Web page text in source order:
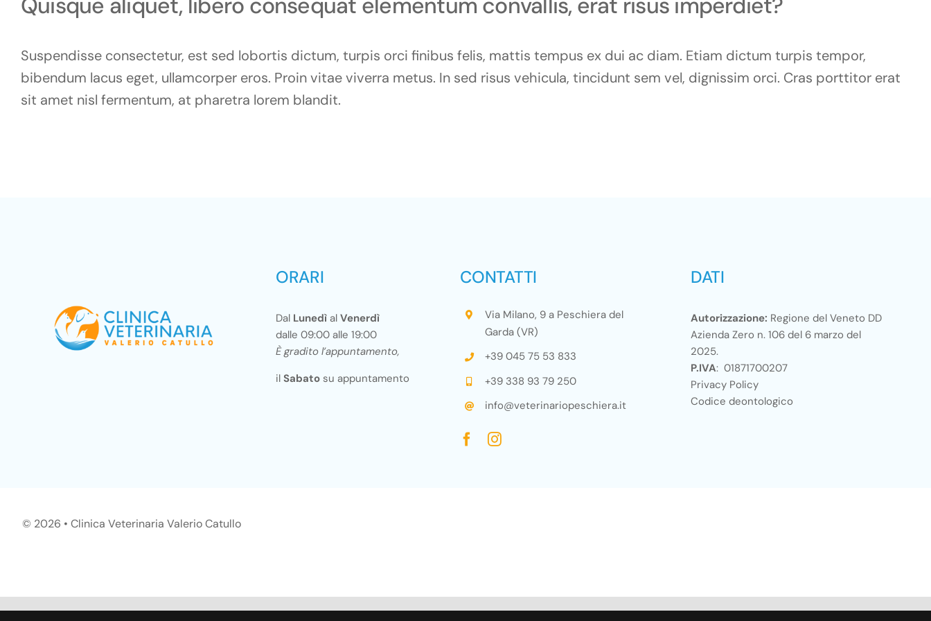
Suspendisse consectetur, est sed lobortis dictum, turpis orci finibus felis, mattis tempus ex dui ac diam. Etiam dictum turpis tempor,
bibendum lacus eget, ullamcorper eros. Proin vitae viverra metus. In sed risus vehicula, tincidunt sem vel, dignissim orci. Cras porttitor erat
sit amet nisl fermentum, at pharetra lorem blandit.
ORARI
Dal Lunedì alVenerdì
dalle 09:00 alle 19:00
È gradito l’appuntamento,
ilSabato su appuntamento
CONTATTI
Via Milano, 9 a Peschiera del
Garda (VR)
+39 045 75 53 833
+39 338 93 79 250
info@veterinariopeschiera.it
DATI
Autorizzazione: Regione del Veneto DD
Azienda Zero n. 106 del 6 marzo del
2025.
P.IVA: 01871700207
Privacy Policy
Codice deontologico
© 2026 • Clinica Veterinaria Valerio Catullo